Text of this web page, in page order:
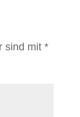
sind mit *